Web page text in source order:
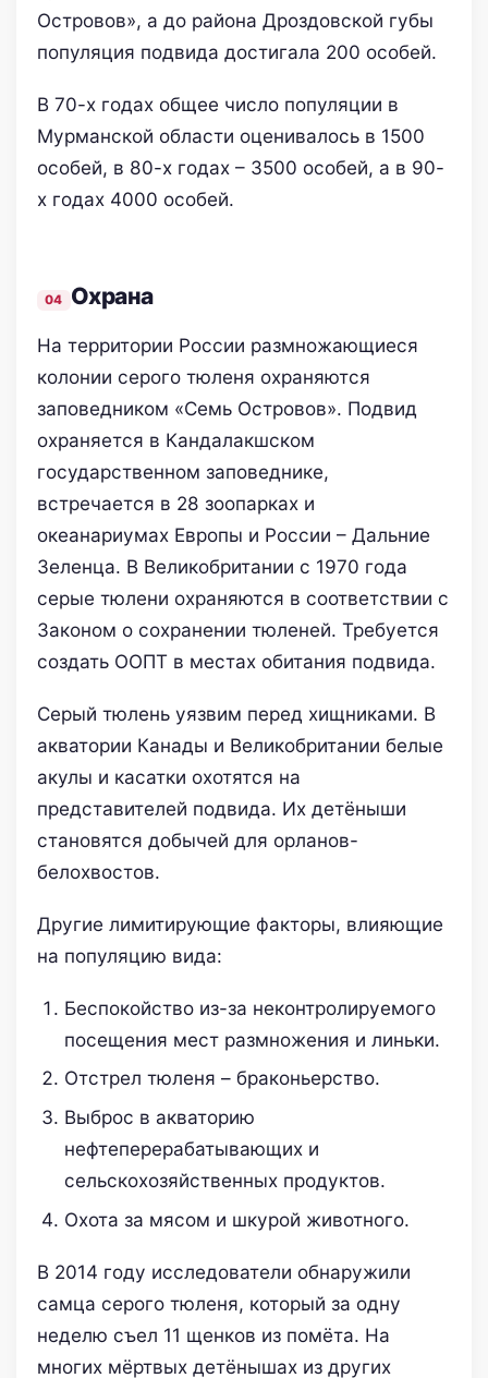
Островов», а до района Дроздовской губы
популяция подвида достигала 200 особей.
В 70-х годах общее число популяции в
Мурманской области оценивалось в 1500
особей, в 80-х годах – 3500 особей, а в 90-
х годах 4000 особей.
Охрана
На территории России размножающиеся
колонии серого тюленя охраняются
заповедником «Семь Островов». Подвид
охраняется в Кандалакшском
государственном заповеднике,
встречается в 28 зоопарках и
океанариумах Европы и России – Дальние
Зеленца. В Великобритании с 1970 года
серые тюлени охраняются в соответствии с
Законом о сохранении тюленей. Требуется
создать ООПТ в местах обитания подвида.
Серый тюлень уязвим перед хищниками. В
акватории Канады и Великобритании белые
акулы и касатки охотятся на
представителей подвида. Их детёныши
становятся добычей для орланов-
белохвостов.
Другие лимитирующие факторы, влияющие
на популяцию вида:
Беспокойство из-за неконтролируемого
посещения мест размножения и линьки.
Отстрел тюленя – браконьерство.
Выброс в акваторию
нефтеперерабатывающих и
сельскохозяйственных продуктов.
Охота за мясом и шкурой животного.
В 2014 году исследователи обнаружили
самца серого тюленя, который за одну
неделю съел 11 щенков из помёта. На
многих мёртвых детёнышах из других